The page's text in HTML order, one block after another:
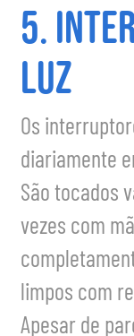
5.
luz
Os
diariamente
São tocados
vezes com
limpos com
Apesar de